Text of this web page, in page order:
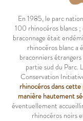
En 1985, le parc
100 rhinocéros blancs ;
braconnage était
rhinocéros blanc a
braconniers
partie sud du Parc.
Conservation
rhinocéros dans
manière hautement
éventuellement
rhinocéros noirs